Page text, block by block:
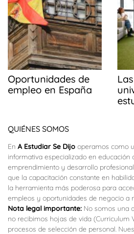
Oportunidades de
empleo en España
QUIÉNES SOMOS
En A Estudiar Se Dijo operamos como
informativa especializado en educación
emprendimiento y desarrollo
que la capacitación constante en
la herramienta más poderosa para
empleos y oportunidades de negocio a
Nota legal importante: No somos una
no recibimos hojas de vida (Curriculum
procesos de selección de personal.